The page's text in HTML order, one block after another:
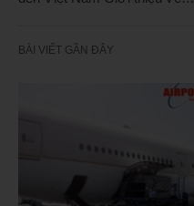
BÀI VIẾT GẦN ĐÂY